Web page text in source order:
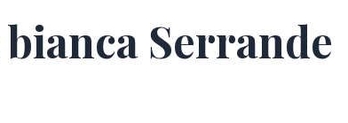
Serrande